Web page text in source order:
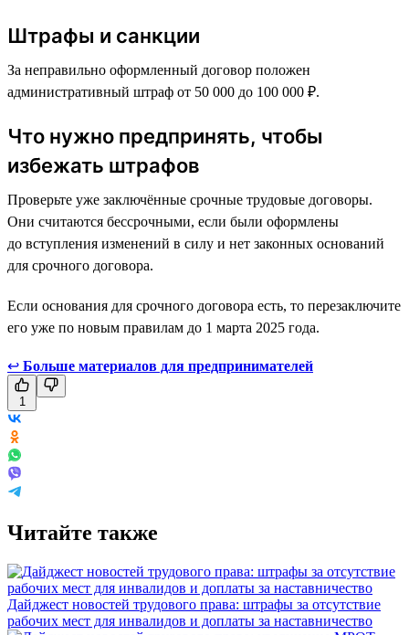
Штрафы и санкции
За неправильно оформленный договор положен
административный штраф от 50 000 до 100 000 ₽.
Что нужно предпринять, чтобы
избежать штрафов
Проверьте уже заключённые срочные трудовые договоры.
Они считаются бессрочными, если были оформлены
до вступления изменений в силу и нет законных оснований
для срочного договора.
Если основания для срочного договора есть, то перезаключите
его уже по новым правилам до 1 марта 2025 года.
↩ Больше материалов для предпринимателей
1
Читайте также
Дайджест новостей трудового права: штрафы за отсутствие
рабочих мест для инвалидов и доплаты за наставничество